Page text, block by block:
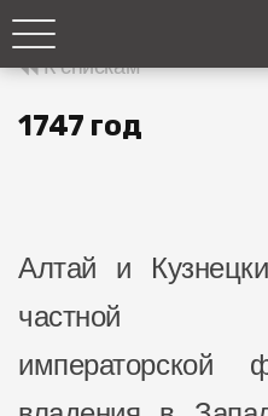
К спискам
1747 год
Алтай и
частной
императорской